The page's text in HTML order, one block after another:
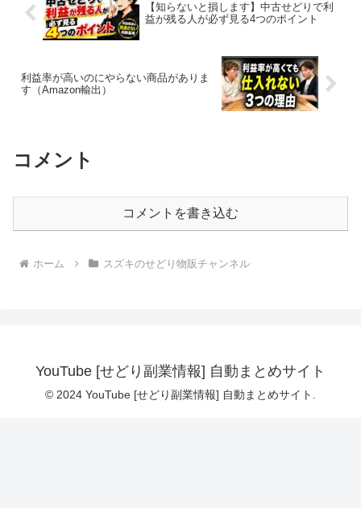
【知らないと損します】中古せどりで利
益が残る人が必ず見る4つのポイント
利益率が高いのにやらない商品がありま
す（Amazon輸出）
コメント
コメントを書き込む
ホーム スズキのせどり物販チャンネル
YouTube [せどり副業情報] 自動まとめサイト
© 2024 YouTube [せどり副業情報] 自動まとめサイト.